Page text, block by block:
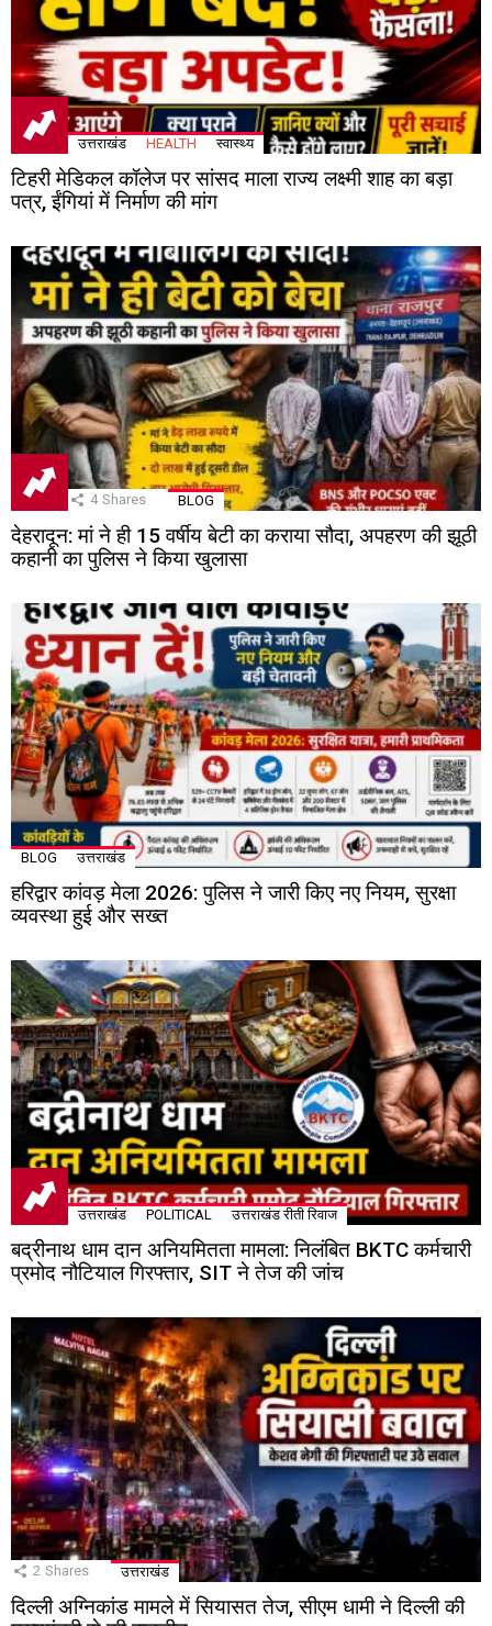
उत्तराखंड HEALTH स्वास्थ्य
टिहरी मेडिकल कॉलेज पर सांसद माला राज्य लक्ष्मी शाह का बड़ा
पत्र, ईंगियां में निर्माण की मांग
4 Shares BLOG
देहरादून: मां ने ही 15 वर्षीय बेटी का कराया सौदा, अपहरण की झूठी
कहानी का पुलिस ने किया खुलासा
BLOG उत्तराखंड
हरिद्वार कांवड़ मेला 2026: पुलिस ने जारी किए नए नियम, सुरक्षा
व्यवस्था हुई और सख्त
उत्तराखंड POLITICAL उत्तराखंड रीती रिवाज
बद्रीनाथ धाम दान अनियमितता मामला: निलंबित BKTC कर्मचारी
प्रमोद नौटियाल गिरफ्तार, SIT ने तेज की जांच
2 Shares उत्तराखंड
दिल्ली अग्निकांड मामले में सियासत तेज, सीएम धामी ने दिल्ली की